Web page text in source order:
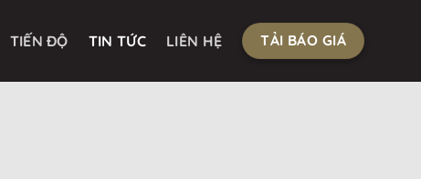
TIẾN ĐỘ TIN TỨC LIÊN HỆ TẢI BÁO GIÁ